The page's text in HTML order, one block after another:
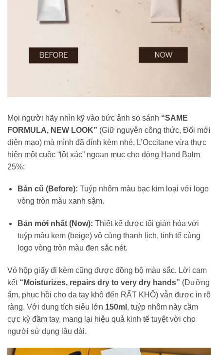
Mọi người hãy nhìn kỹ vào bức ảnh so sánh “SAME
FORMULA, NEW LOOK” (Giữ nguyên công thức, Đổi mới
diện mạo) mà mình đã đính kèm nhé. L’Occitane vừa thực
hiện một cuộc “lột xác” ngoạn mục cho dòng Hand Balm
25%:
Bản cũ (Before): Tuýp nhôm màu bạc kim loại với logo
vòng tròn màu xanh sậm.
Bản mới nhất (Now): Thiết kế được tối giản hóa với
tuýp màu kem (beige) vô cùng thanh lịch, tinh tế cùng
logo vòng tròn màu đen sắc nét.
Vỏ hộp giấy đi kèm cũng được đồng bộ màu sắc. Lời cam
kết “Moisturizes, repairs dry to very dry hands” (Dưỡng
ẩm, phục hồi cho da tay khô đến RẤT KHÔ) vẫn được in rõ
ràng. Với dung tích siêu lớn 150ml , tuýp nhôm này cầm
cực kỳ đầm tay, mang lại hiệu quả kinh tế tuyệt vời cho
người sử dụng lâu dài.